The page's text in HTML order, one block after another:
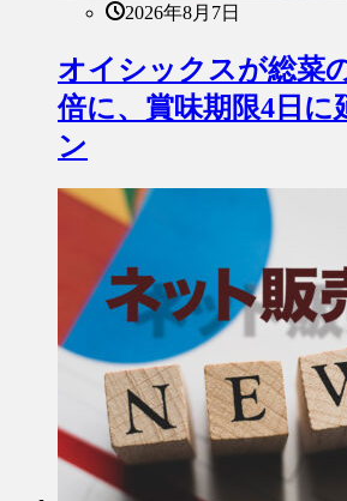
2026年8月7日
オイシックスが総菜
倍に、賞味期限4日に
ン